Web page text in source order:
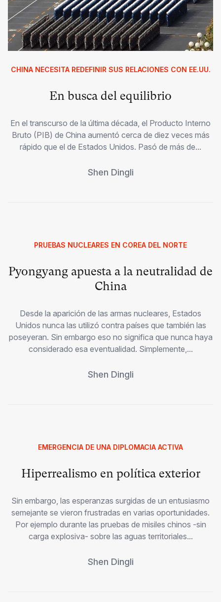
CHINA NECESITA REDEFINIR SUS RELACIONES CON EE.UU.
En busca del equilibrio
En el transcurso de la última década, el Producto Interno
Bruto (PIB) de China aumentó cerca de diez veces más
rápido que el de Estados Unidos. Pasó de más de...
Shen Dingli
PRUEBAS NUCLEARES EN COREA DEL NORTE
Pyongyang apuesta a la neutralidad de
China
Desde la aparición de las armas nucleares, Estados
Unidos nunca las utilizó contra países que también las
poseyeran. Sin embargo eso no significa que nunca haya
considerado esa eventualidad. Simplemente,...
Shen Dingli
EMERGENCIA DE UNA DIPLOMACIA ACTIVA
Hiperrealismo en política exterior
Sin embargo, las esperanzas surgidas de un entusiasmo
semejante se vieron frustradas en varias oportunidades.
Por ejemplo durante las pruebas de misiles chinos -sin
carga explosiva- sobre las aguas territoriales...
Shen Dingli